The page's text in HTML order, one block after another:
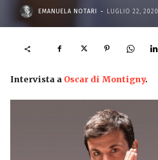
EMANUELA NOTARI - LUGLIO 22, 2020
Intervista a Oscar di Montigny.